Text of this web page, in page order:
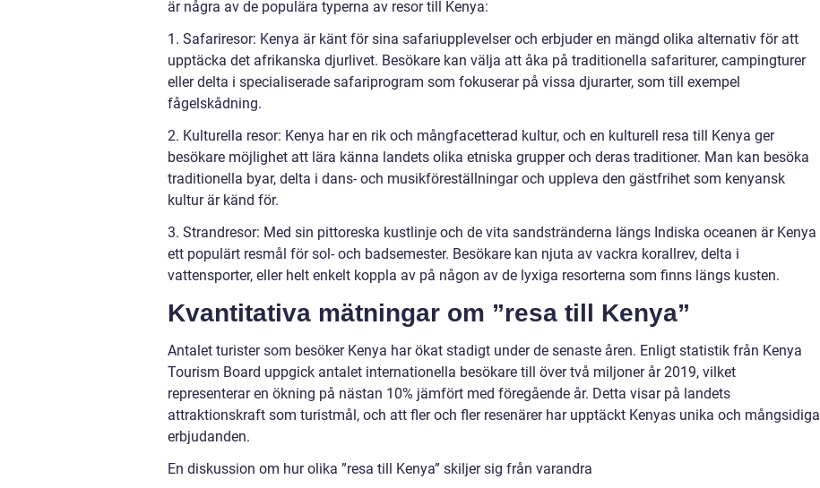
är några av de populära typerna av resor till Kenya:
1. Safariresor: Kenya är känt för sina safariupplevelser och erbjuder en mängd olika alternativ för att
upptäcka det afrikanska djurlivet. Besökare kan välja att åka på traditionella safariturer, campingturer
eller delta i specialiserade safariprogram som fokuserar på vissa djurarter, som till exempel
fågelskådning.
2. Kulturella resor: Kenya har en rik och mångfacetterad kultur, och en kulturell resa till Kenya ger
besökare möjlighet att lära känna landets olika etniska grupper och deras traditioner. Man kan besöka
traditionella byar, delta i dans- och musikföreställningar och uppleva den gästfrihet som kenyansk
kultur är känd för.
3. Strandresor: Med sin pittoreska kustlinje och de vita sandstränderna längs Indiska oceanen är Kenya
ett populärt resmål för sol- och badsemester. Besökare kan njuta av vackra korallrev, delta i
vattensporter, eller helt enkelt koppla av på någon av de lyxiga resorterna som finns längs kusten.
Kvantitativa mätningar om ”resa till Kenya”
Antalet turister som besöker Kenya har ökat stadigt under de senaste åren. Enligt statistik från Kenya
Tourism Board uppgick antalet internationella besökare till över två miljoner år 2019, vilket
representerar en ökning på nästan 10% jämfört med föregående år. Detta visar på landets
attraktionskraft som turistmål, och att fler och fler resenärer har upptäckt Kenyas unika och mångsidiga
erbjudanden.
En diskussion om hur olika ”resa till Kenya” skiljer sig från varandra